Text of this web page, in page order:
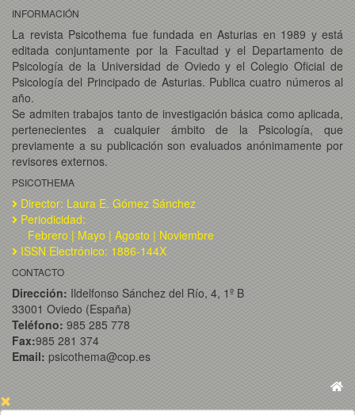
INFORMACIÓN
La revista Psicothema fue fundada en Asturias en 1989 y está
editada conjuntamente por la Facultad y el Departamento de
Psicología de la Universidad de Oviedo y el Colegio Oficial de
Psicología del Principado de Asturias. Publica cuatro números al
año.
Se admiten trabajos tanto de investigación básica como aplicada,
pertenecientes a cualquier ámbito de la Psicología, que
previamente a su publicación son evaluados anónimamente por
revisores externos.
PSICOTHEMA
Director: Laura E. Gómez Sánchez
Periodicidad:
Febrero | Mayo | Agosto | Noviembre
ISSN Electrónico: 1886-144X
CONTACTO
Dirección: Ildelfonso Sánchez del Río, 4, 1º B
33001 Oviedo (España)
Teléfono: 985 285 778
Fax:985 281 374
Email: psicothema@cop.es